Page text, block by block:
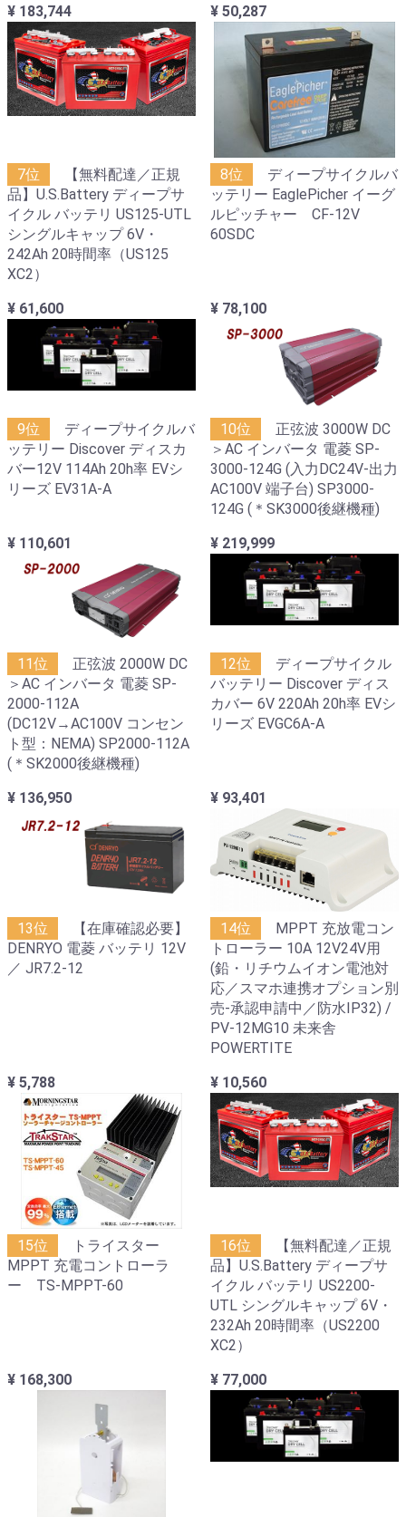
¥ 183,744
¥ 50,287
7位
【無料配達／正規
品】U.S.Battery ディープサ
イクル バッテリ US125-UTL
シングルキャップ 6V・
242Ah 20時間率（US125
XC2）
¥ 61,600
8位
ディープサイクルバ
ッテリー EaglePicher イーグ
ルピッチャー CF-12V
60SDC
¥ 78,100
9位
ディープサイクルバ
ッテリー Discover ディスカ
バー12V 114Ah 20h率 EVシ
リーズ EV31A-A
¥ 110,601
10位
正弦波 3000W DC
＞AC インバータ 電菱 SP-
3000-124G (入力DC24V-出力
AC100V 端子台) SP3000-
124G (＊SK3000後継機種)
¥ 219,999
11位
正弦波 2000W DC
＞AC インバータ 電菱 SP-
2000-112A
(DC12V→AC100V コンセン
ト型：NEMA) SP2000-112A
(＊SK2000後継機種)
¥ 136,950
12位
ディープサイクル
バッテリー Discover ディス
カバー 6V 220Ah 20h率 EVシ
リーズ EVGC6A-A
¥ 93,401
13位
【在庫確認必要】
DENRYO 電菱 バッテリ 12V
／ JR7.2-12
¥ 5,788
14位
MPPT 充放電コン
トローラー 10A 12V24V用
(鉛・リチウムイオン電池対
応／スマホ連携オプション別
売-承認申請中／防水IP32) /
PV-12MG10 未来舎
POWERTITE
¥ 10,560
15位
トライスター
MPPT 充電コントローラ
ー TS-MPPT-60
¥ 168,300
16位
【無料配達／正規
品】U.S.Battery ディープサ
イクル バッテリ US2200-
UTL シングルキャップ 6V・
232Ah 20時間率（US2200
XC2）
¥ 77,000